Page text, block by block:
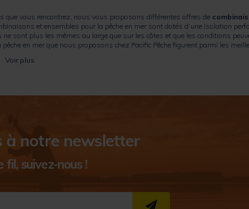
que vous rencontrez, nous vous proposons différentes offres de
et ensembles pour la pêche en mer sont dotés d’une isolation
sont plus les mêmes au large que sur les côtes et que les conditions
en mer que nous proposons chez Pacific Pêche figurent parmi les
Voir plus
à notre newsletter
fil, suivez-nous !